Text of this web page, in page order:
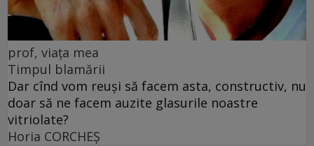
prof, viața mea
Timpul blamării
Dar cînd vom reuși să facem asta, constructiv, nu
doar să ne facem auzite glasurile noastre
vitriolate?
Horia CORCHEŞ